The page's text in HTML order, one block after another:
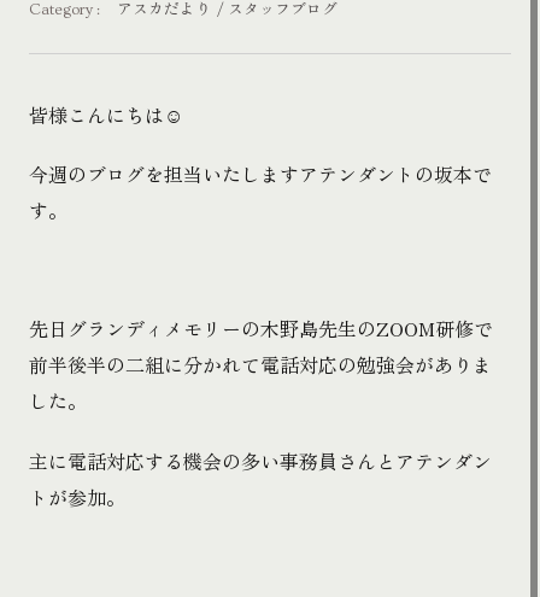
Category : アスカだより スタッフブログ
皆様こんにちは☺
今週のブログを担当いたしますアテンダントの坂本で
す。
先日グランディメモリーの木野島先生のZOOM研修で
前半後半の二組に分かれて電話対応の勉強会がありま
した。
主に電話対応する機会の多い事務員さんとアテンダン
トが参加。